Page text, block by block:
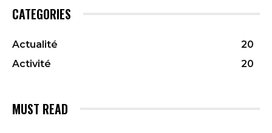
CATEGORIES
Actualité
20
Activité
20
MUST READ